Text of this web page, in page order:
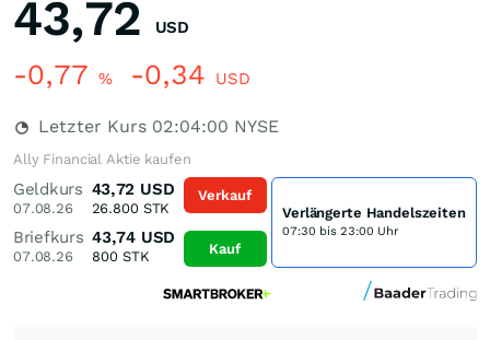
43,72 USD
-0,77 % -0,34 USD
Letzter Kurs 02:04:00 NYSE
Ally Financial Aktie kaufen
Geldkurs
07.08.26
43,72 USD
26.800STK
Briefkurs
07.08.26
43,74 USD
800STK
Verkauf
Kauf
Verlängerte Handelszeiten
07:30 bis 23:00 Uhr